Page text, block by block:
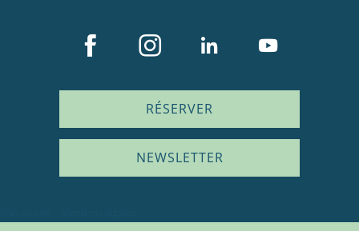
RÉSERVER
NEWSLETTER